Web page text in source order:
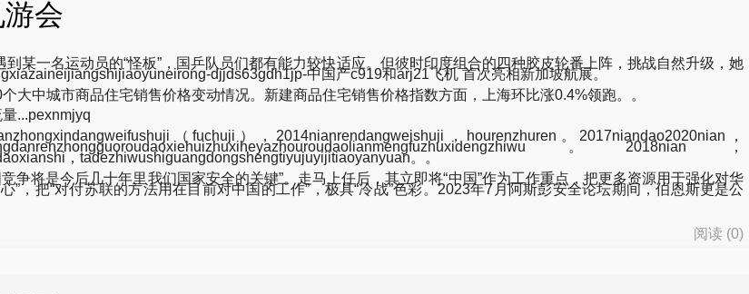
会
一名运动员的“怪板”，国乒队员们都有能力较快适应。但彼时印度组合的四种胶皮轮番上阵，挑战自然升级，她
djjds63gdh1jp-中国产c919和arj21飞机 首次亮相新加坡航展。
城市商品住宅销售价格变动情况。新建商品住宅销售价格指数方面，上海环比涨0.4%领跑。。
...pexnmjyq
（fuchuji），2014nianrendangweishuji，hourenzhuren。2017niandao2020nian，
。2018nian，
，tadezhiwushiguangdongshengtiyujuyijitiaoyanyuan。。
将是今后几十年里我们国家安全的关键”。走马上任后，其立即将“中国”作为工作重点，把更多资源用于强化对华
，把“对付苏联的方法用在目前对中国的工作”，极具“冷战”色彩。2023年7月阿斯彭安全论坛期间，伯恩斯更是公
阅读 (0)